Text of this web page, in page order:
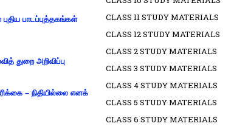
பாடப்புத்தகங்கள்
துறை அறிவிப்பு
– நிதியில்லை எனக்
CLASS 11 STUDY MATERIALS
CLASS 12 STUDY MATERIALS
CLASS 2 STUDY MATERIALS
CLASS 3 STUDY MATERIALS
CLASS 4 STUDY MATERIALS
CLASS 5 STUDY MATERIALS
CLASS 6 STUDY MATERIALS